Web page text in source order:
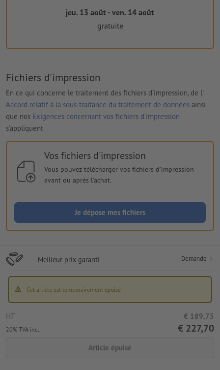
jeu. 13 août - ven. 14 août
gratuite
Fichiers d'impression
En ce qui concerne le traitement des fichiers d'impression, de l'
Accord relatif à la sous-traitance du traitement de données ainsi
que nos Exigences concernant vos fichiers d'impression
s'appliquent
Vos fichiers d'impression
Vous pouvez télécharger vos fichiers d'impression
avant ou après l'achat.
Je dépose mes fichiers
Meilleur prix garanti Demande
Cet article est temporairement épuisé
HT € 189,75
20% TVA incl. € 227,70
Article épuisé